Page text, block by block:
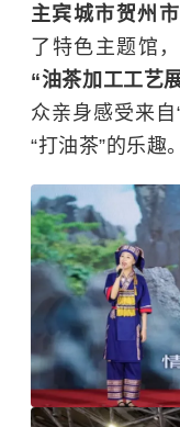
主宾城市贺州市
了特色主题馆
“油茶加工工艺
众亲身感受来
“打油茶”的乐趣。